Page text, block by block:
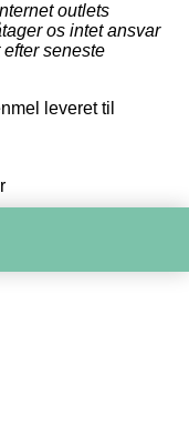
outlets
os intet ansvar
seneste
leveret til